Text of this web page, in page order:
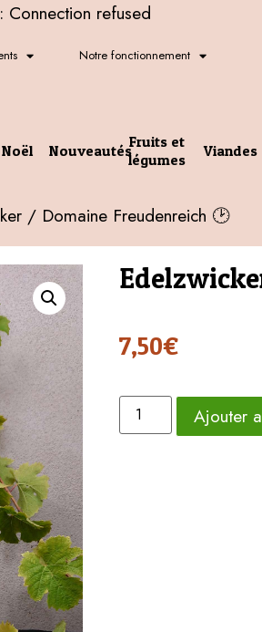
refused
Notre fonctionnement
Noël NouveautésFruits et
légumes
Viandes
/ Domaine Freudenreich 🕑
7,50€
Ajouter